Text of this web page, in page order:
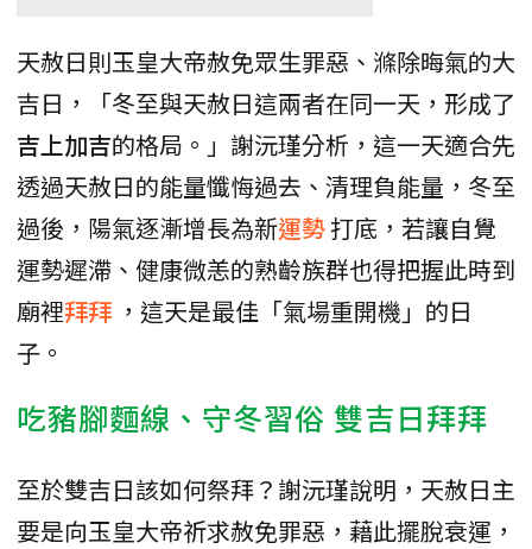
天赦日則玉皇大帝赦免眾生罪惡、滌除晦氣的大
吉日，「冬至與天赦日這兩者在同一天，形成了
吉上加吉的格局。」謝沅瑾分析，這一天適合先
透過天赦日的能量懺悔過去、清理負能量，冬至
過後，陽氣逐漸增長為新運勢打底，若讓自覺
運勢遲滯、健康微恙的熟齡族群也得把握此時到
廟裡拜拜 ，這天是最佳「氣場重開機」的日
子。
吃豬腳麵線、守冬習俗 雙吉日拜拜
至於雙吉日該如何祭拜？謝沅瑾說明，天赦日主
要是向玉皇大帝祈求赦免罪惡，藉此擺脫衰運，